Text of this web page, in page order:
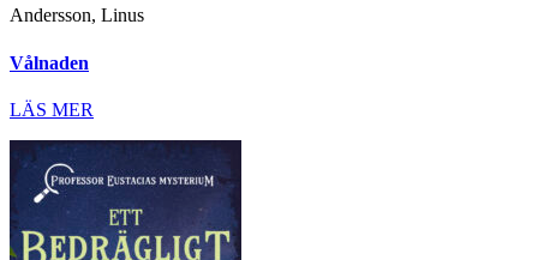
Andersson, Linus
Vålnaden
LÄS MER